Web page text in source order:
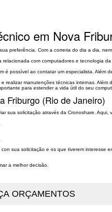
em Nova
Com a correria do dia a dia,
com computadores e tecnologia
possível ao contatar um especialista. Além
realizar manutenções técnicas internas. Além
para estender a vida útil do seu
Friburgo (Rio de Janeiro)
solicitação através da Cronoshare.
sua solicitação e os que tiverem
a melhor decisão.